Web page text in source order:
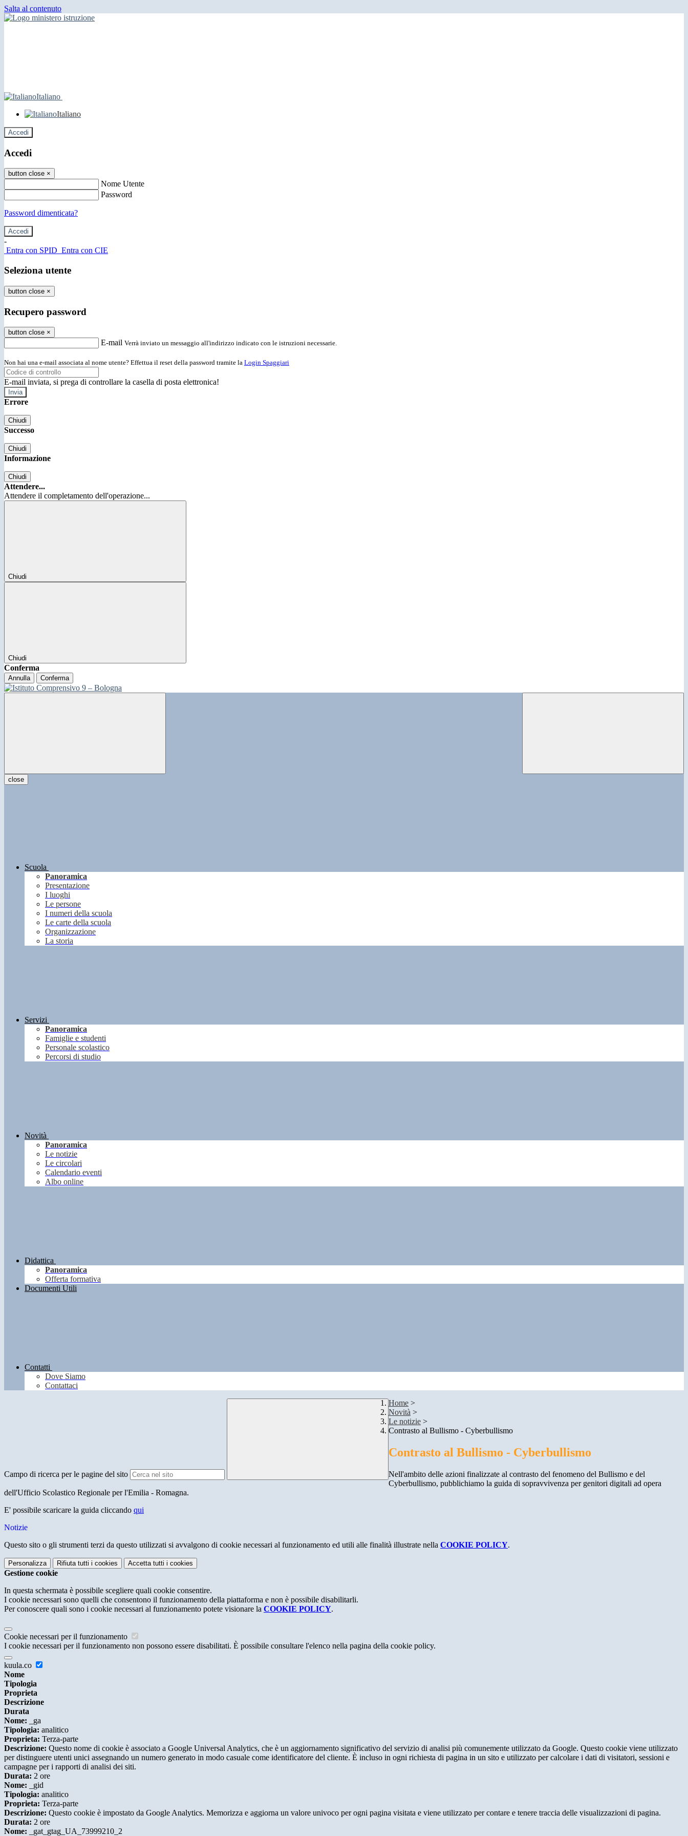
Salta al contenuto
Italiano
Italiano
Accedi
Accedi
button close ×
Nome Utente
Password
Password dimenticata?
-
Entra con SPID Entra con CIE
Seleziona utente
button close ×
Recupero password
button close ×
E-mail Verrà inviato un messaggio all'indirizzo indicato con le istruzioni necessarie.
Non hai una e-mail associata al nome utente? Effettua il reset della password tramite la Login Spaggiari
E-mail inviata, si prega di controllare la casella di posta elettronica!
Errore
Chiudi
Successo
Chiudi
Informazione
Chiudi
Attendere...
Attendere il completamento dell'operazione...
Chiudi
Chiudi
Conferma
Annulla Conferma
close
Scuola
Panoramica
Presentazione
I luoghi
Le persone
I numeri della scuola
Le carte della scuola
Organizzazione
La storia
Servizi
Panoramica
Famiglie e studenti
Personale scolastico
Percorsi di studio
Novità
Panoramica
Le notizie
Le circolari
Calendario eventi
Albo online
Didattica
Panoramica
Offerta formativa
Documenti Utili
Contatti
Dove Siamo
Contattaci
Campo di ricerca per le pagine del sito
Home >
Novità >
Le notizie >
Contrasto al Bullismo - Cyberbullismo
Contrasto al Bullismo - Cyberbullismo
Nell'ambito delle azioni finalizzate al contrasto del fenomeno del Bullismo e del
Cyberbullismo, pubblichiamo la guida di sopravvivenza per genitori digitali ad opera
dell'Ufficio Scolastico Regionale per l'Emilia - Romagna.
E' possibile scaricare la guida cliccando qui
Notizie
Questo sito o gli strumenti terzi da questo utilizzati si avvalgono di cookie necessari al funzionamento ed utili alle finalità illustrate nella COOKIE POLICY.
Personalizza Rifiuta tutti i cookies Accetta tutti i cookies
Gestione cookie
In questa schermata è possibile scegliere quali cookie consentire.
I cookie necessari sono quelli che consentono il funzionamento della piattaforma e non è possibile disabilitarli.
Per conoscere quali sono i cookie necessari al funzionamento potete visionare la COOKIE POLICY.
Cookie necessari per il funzionamento
I cookie necessari per il funzionamento non possono essere disabilitati. È possibile consultare l'elenco nella pagina della cookie policy.
kuula.co
Nome
Tipologia
Proprieta
Descrizione
Durata
Nome: _ga
Tipologia: analitico
Proprieta: Terza-parte
Descrizione: Questo nome di cookie è associato a Google Universal Analytics, che è un aggiornamento significativo del servizio di analisi più comunemente utilizzato da Google. Questo cookie viene utilizzato
per distinguere utenti unici assegnando un numero generato in modo casuale come identificatore del cliente. È incluso in ogni richiesta di pagina in un sito e utilizzato per calcolare i dati di visitatori, sessioni e
campagne per i rapporti di analisi dei siti.
Durata: 2 ore
Nome: _gid
Tipologia: analitico
Proprieta: Terza-parte
Descrizione: Questo cookie è impostato da Google Analytics. Memorizza e aggiorna un valore univoco per ogni pagina visitata e viene utilizzato per contare e tenere traccia delle visualizzazioni di pagina.
Durata: 2 ore
Nome: _gat_gtag_UA_73999210_2